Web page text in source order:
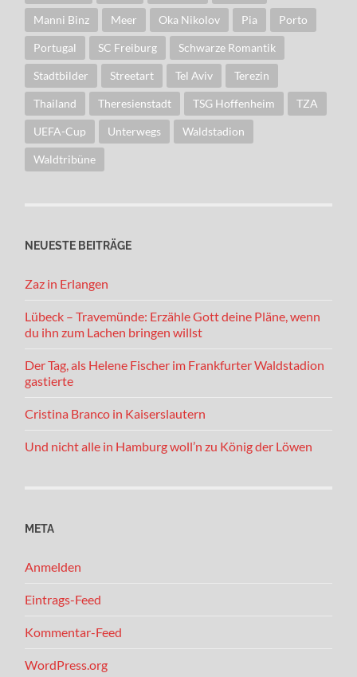
Manni Binz Meer Oka Nikolov Pia Porto
Portugal SC Freiburg Schwarze Romantik
Stadtbilder Streetart Tel Aviv Terezin
Thailand Theresienstadt TSG Hoffenheim TZA
UEFA-Cup Unterwegs Waldstadion
Waldtribüne
NEUESTE BEITRÄGE
Zaz in Erlangen
Lübeck – Travemünde: Erzähle Gott deine Pläne, wenn
du ihn zum Lachen bringen willst
Der Tag, als Helene Fischer im Frankfurter Waldstadion
gastierte
Cristina Branco in Kaiserslautern
Und nicht alle in Hamburg woll’n zu König der Löwen
META
Anmelden
Eintrags-Feed
Kommentar-Feed
WordPress.org